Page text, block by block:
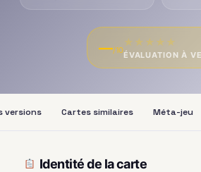
—/10
★ ★ ★ ★ ★
ÉVALUATION À
versions Cartes similaires Méta-jeu
Identité de la carte